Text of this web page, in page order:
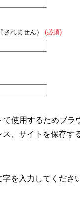
されません） (必須)
で使用するためブラ
、サイトを保存す
字を入力してくださ